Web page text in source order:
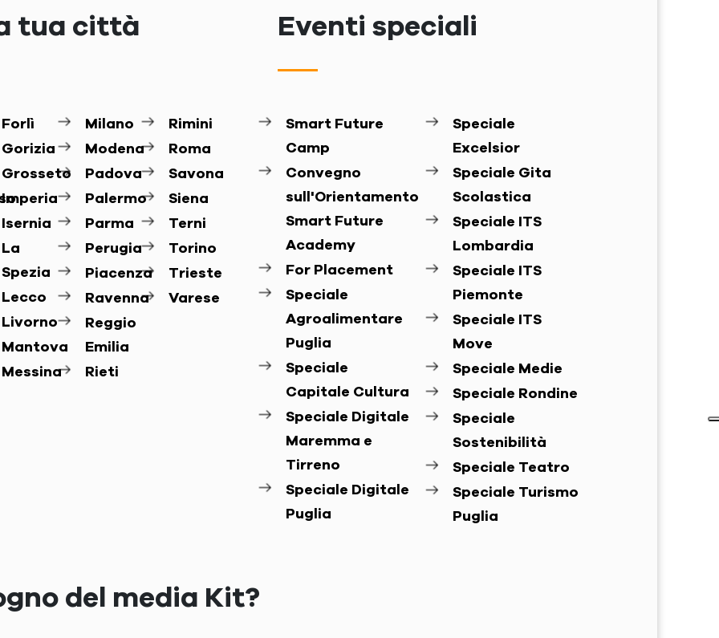
tua città
Forlì
Gorizia
Grosseto
Imperia
Isernia
La
Spezia
Lecco
Livorno
Mantova
Messina
Milano
Modena
Padova
Palermo
Parma
Perugia
Piacenza
Ravenna
Reggio
Emilia
Rieti
Rimini
Roma
Savona
Siena
Terni
Torino
Trieste
Varese
Eventi speciali
Smart Future
Camp
Convegno
sull'Orientamento
Smart Future
Academy
For Placement
Speciale
Agroalimentare
Puglia
Speciale
Capitale Cultura
Speciale Digitale
Maremma e
Tirreno
Speciale Digitale
Puglia
Speciale
Excelsior
Speciale Gita
Scolastica
Speciale ITS
Lombardia
Speciale ITS
Piemonte
Speciale ITS
Move
Speciale Medie
Speciale Rondine
Speciale
Sostenibilità
Speciale Teatro
Speciale Turismo
Puglia
del media Kit?